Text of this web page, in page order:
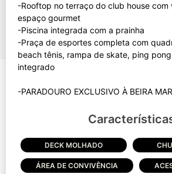
-Rooftop no terraço do club house com
espaço gourmet
-Piscina integrada com a prainha
-Praça de esportes completa com
beach tênis, rampa de skate, ping
integrado
DECK MOLHADO
ÁREA DE CONVIVÊNCIA